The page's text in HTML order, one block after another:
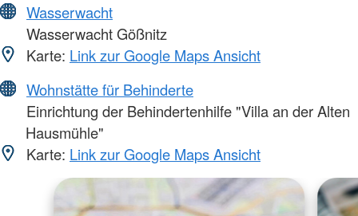
Wasserwacht
Wasserwacht Gößnitz
Karte: Link zur Google Maps Ansicht
Wohnstätte für Behinderte
Einrichtung der Behindertenhilfe "Villa an der Alten
Hausmühle"
Karte: Link zur Google Maps Ansicht